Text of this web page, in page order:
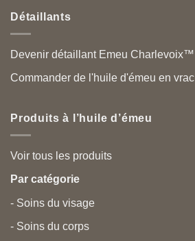
Détaillants
Devenir détaillant Emeu Charlevoix™
Commander de l'huile d'émeu en vrac
Produits à l’huile d’émeu
Voir tous les produits
Par catégorie
- Soins du visage
- Soins du corps